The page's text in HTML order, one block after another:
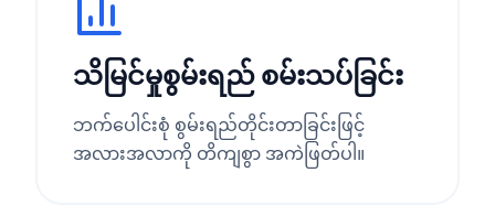
သိမြင်မှုစွမ်းရည် စမ်းသပ်ခြင်း
ဘက်ပေါင်းစုံ စွမ်းရည်တိုင်းတာခြင်းဖြင့်
အလားအလာကို တိကျစွာ အကဲဖြတ်ပါ။